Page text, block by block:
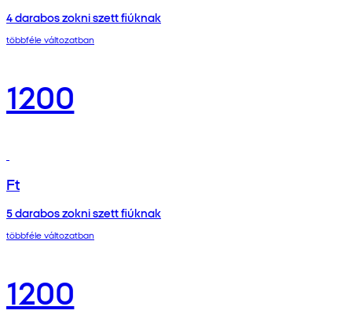
4 darabos zokni szett fiúknak
többféle változatban
1200
Ft
5 darabos zokni szett fiúknak
többféle változatban
1200